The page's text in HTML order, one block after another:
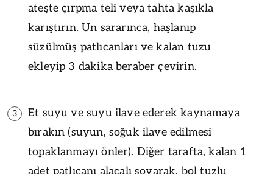
ateşte çırpma teli veya tahta kaşıkla
karıştırın. Un sararınca, haşlanıp
süzülmüş patlıcanları ve kalan tuzu
ekleyip 3 dakika beraber çevirin.
3
Et suyu ve suyu ilave ederek kaynamaya
bırakın (suyun, soğuk ilave edilmesi
topaklanmayı önler). Diğer tarafta, kalan 1
adet patlıcanı alacalı soyarak, bol tuzlu